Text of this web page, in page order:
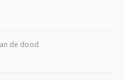
de dood